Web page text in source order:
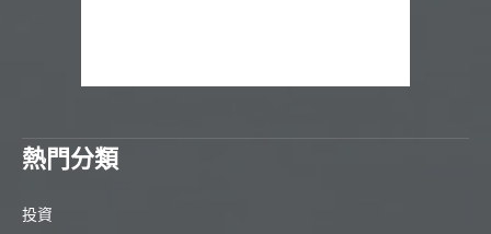
熱門分類
投資